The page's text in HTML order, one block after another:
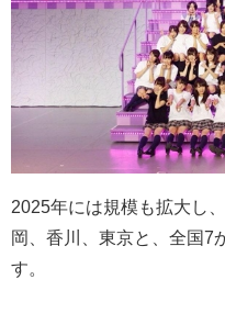
2025年には規模も拡大し
岡、香川、東京と、全国7
す。